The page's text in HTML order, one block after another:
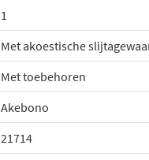
1
Met akoestische
Met toebehoren
Akebono
21714